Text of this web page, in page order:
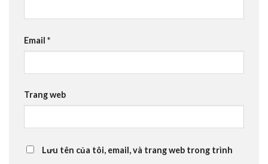
Email *
Trang web
Lưu tên của tôi, email, và trang web trong trình